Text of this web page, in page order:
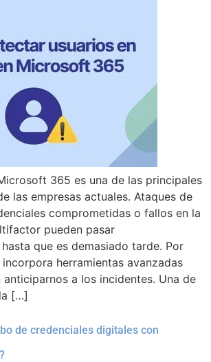
365 es una de las principales
las empresas actuales. Ataques de
comprometidas o fallos en la
pueden pasar
que es demasiado tarde. Por
herramientas avanzadas
a los incidentes. Una de
[…]
de credenciales digitales con